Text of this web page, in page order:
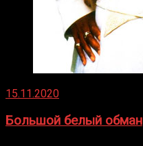
15.11.2020
Большой белый обман